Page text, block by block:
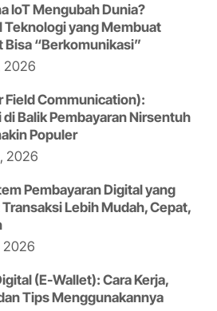
IoT Mengubah Dunia?
Teknologi yang Membuat
Bisa “Berkomunikasi”
2026
Field Communication):
Balik Pembayaran Nirsentuh
Populer
2026
Pembayaran Digital yang
Lebih Mudah, Cepat,
2026
(E-Wallet): Cara Kerja,
Tips Menggunakannya